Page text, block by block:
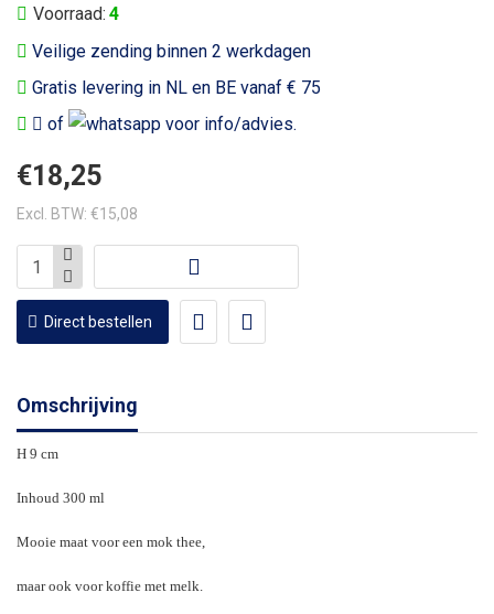
Veilige zending binnen 2 werkdagen
Gratis levering in NL en BE vanaf € 75
of
voor info/advies.
Voorraad: 4
€18,25
Excl. BTW: €15,08
Direct bestellen
Omschrijving
H 9 cm
Inhoud 300 ml
Mooie maat voor een mok thee,
maar ook voor koffie met melk.